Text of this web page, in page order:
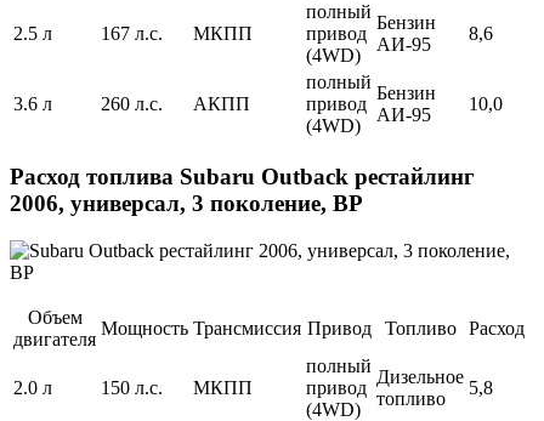
2.5 л 167 л.с. МКПП
полный
привод
(4WD)
Бензин
АИ-95
8,6
3.6 л 260 л.с. АКПП
полный
привод
(4WD)
Бензин
АИ-95
10,0
Расход топлива Subaru Outback рестайлинг
2006, универсал, 3 поколение, BP
Объем
двигателя
Мощность Трансмиссия Привод Топливо Расход
2.0 л 150 л.с. МКПП
полный
привод
(4WD)
Дизельное
топливо
5,8